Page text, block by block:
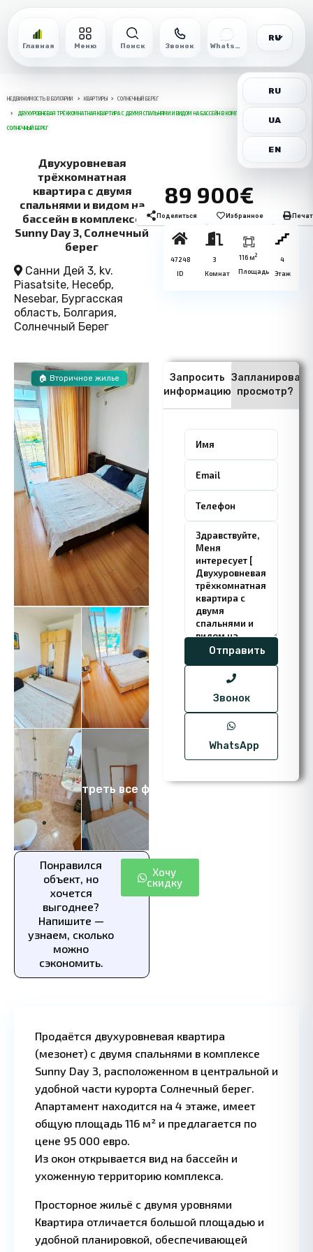
Главная Меню Поиск Звонок WhatsApp
RU
RU
UA
EN
НЕДВИЖИМОСТЬ В БОЛГАРИИ КВАРТИРЫ СОЛНЕЧНЫЙ БЕРЕГ
ДВУХУРОВНЕВАЯ ТРЁХКОМНАТНАЯ КВАРТИРА С ДВУМЯ СПАЛЬНЯМИ И ВИДОМ НА БАССЕЙН В КОМПЛЕКСЕ SUNNY DAY 3,
СОЛНЕЧНЫЙ БЕРЕГ
Двухуровневая
трёхкомнатная
квартира с двумя
спальнями и видом на
бассейн в комплексе
Sunny Day 3, Солнечный
берег
Санни Дей 3, kv.
Piasatsite, Несебр,
Nesebar, Бургасская
область, Болгария,
Солнечный Берег
89 900€
Поделиться Избранное
47248
ID
3
Комнат
116 м2
Площадь
4
Этаж
Посмотреть все фото 17
🏠 Вторичное жилье
Понравился
объект, но
хочется
выгоднее?
Напишите —
узнаем, сколько
можно
сэкономить.
Хочу
скидку
Запросить
информацию
Запланировать
просмотр?
Звонок
WhatsApp
Продаётся двухуровневая квартира
(мезонет) с двумя спальнями в комплексе
Sunny Day 3, расположенном в центральной и
удобной части курорта Солнечный берег.
Апартамент находится на 4 этаже, имеет
общую площадь 116 м² и предлагается по
цене 95 000 евро.
Из окон открывается вид на бассейн и
ухоженную территорию комплекса.
Просторное жильё с двумя уровнями
Квартира отличается большой площадью и
удобной планировкой, обеспечивающей